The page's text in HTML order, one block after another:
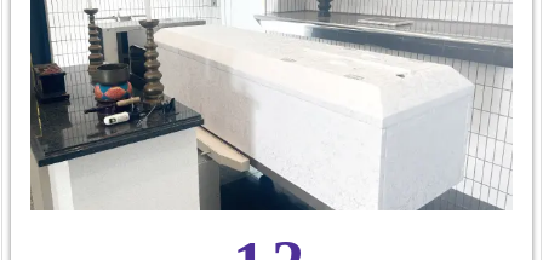
で
け
取
れ
る